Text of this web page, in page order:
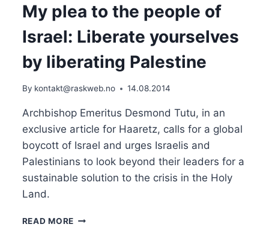
BOIKOTTE
ISRAEL
My plea to the people of
Israel: Liberate yourselves
by liberating Palestine
By kontakt@raskweb.no 14.08.2014
Archbishop Emeritus Desmond Tutu, in an
exclusive article for Haaretz, calls for a global
boycott of Israel and urges Israelis and
Palestinians to look beyond their leaders for a
sustainable solution to the crisis in the Holy
Land.
READ MOREMY